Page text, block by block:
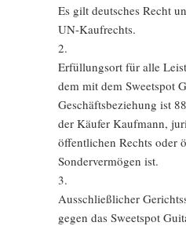
Es gilt deutsches Recht
UN-Kaufrechts.
2.
Erfüllungsort für alle
dem mit dem Sweetspot
Geschäftsbeziehung ist
der Käufer Kaufmann,
öffentlichen Rechts oder
Sondervermögen ist.
3.
Ausschließlicher
gegen das Sweetspot